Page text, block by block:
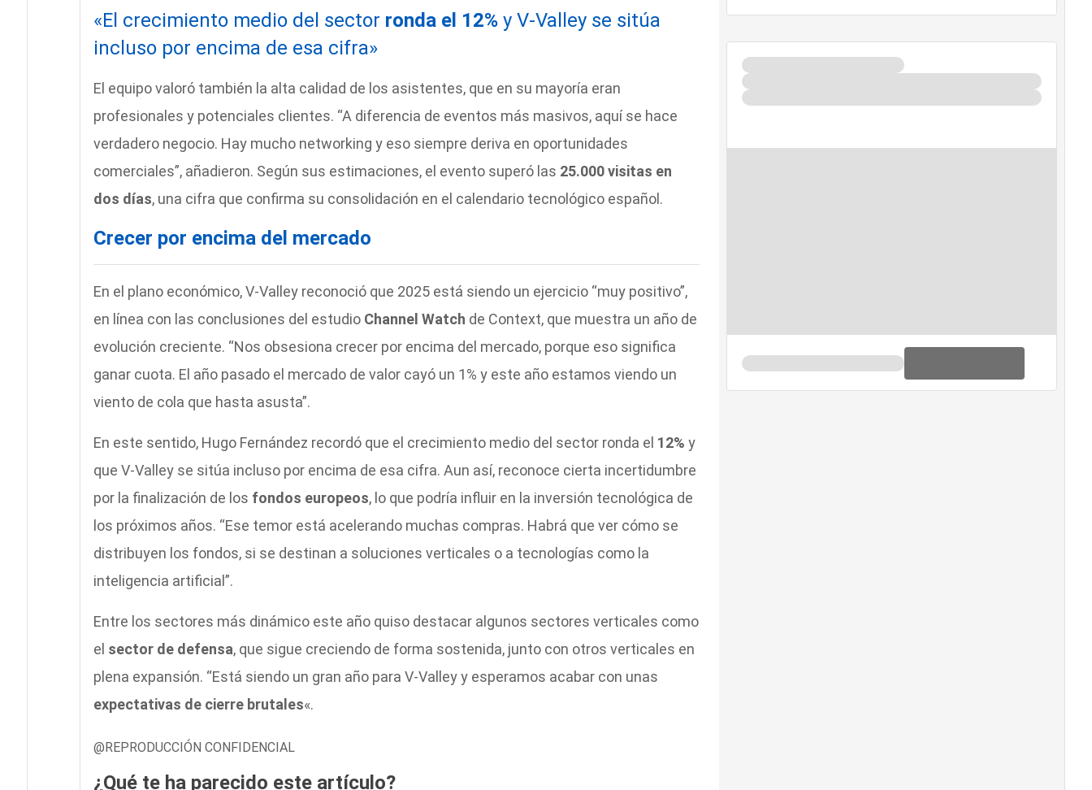
«El crecimiento medio del sector ronda el 12% y V-Valley se sitúa
incluso por encima de esa cifra»
El equipo valoró también la alta calidad de los asistentes, que en su mayoría eran
profesionales y potenciales clientes. “A diferencia de eventos más masivos, aquí se hace
verdadero negocio. Hay mucho networking y eso siempre deriva en oportunidades
comerciales”, añadieron. Según sus estimaciones, el evento superó las 25.000 visitas en
dos días, una cifra que confirma su consolidación en el calendario tecnológico español.
Crecer por encima del mercado
En el plano económico, V-Valley reconoció que 2025 está siendo un ejercicio “muy positivo”,
en línea con las conclusiones del estudio Channel Watch de Context, que muestra un año de
evolución creciente. “Nos obsesiona crecer por encima del mercado, porque eso significa
ganar cuota. El año pasado el mercado de valor cayó un 1% y este año estamos viendo un
viento de cola que hasta asusta”.
En este sentido, Hugo Fernández recordó que el crecimiento medio del sector ronda el 12% y
que V-Valley se sitúa incluso por encima de esa cifra. Aun así, reconoce cierta incertidumbre
por la finalización de los fondos europeos, lo que podría influir en la inversión tecnológica de
los próximos años. “Ese temor está acelerando muchas compras. Habrá que ver cómo se
distribuyen los fondos, si se destinan a soluciones verticales o a tecnologías como la
inteligencia artificial”.
Entre los sectores más dinámico este año quiso destacar algunos sectores verticales como
el sector de defensa, que sigue creciendo de forma sostenida, junto con otros verticales en
plena expansión. “Está siendo un gran año para V-Valley y esperamos acabar con unas
expectativas de cierre brutales«.
@REPRODUCCIÓN CONFIDENCIAL
¿Qué te ha parecido este artículo?